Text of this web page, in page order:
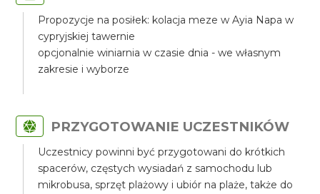
Propozycje na posiłek: kolacja meze w Ayia Napa w
cypryjskiej tawernie
opcjonalnie winiarnia w czasie dnia - we własnym
zakresie i wyborze
PRZYGOTOWANIE UCZESTNIKÓW
Uczestnicy powinni być przygotowani do krótkich
spacerów, częstych wysiadań z samochodu lub
mikrobusa, sprzęt plażowy i ubiór na plaże, także do